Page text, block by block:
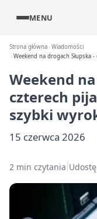
MENU
Strona główna Wiadomości
Weekend na drogach Słupska
Weekend
czterech
szybki
15 czerwca 2026
2 min czytania